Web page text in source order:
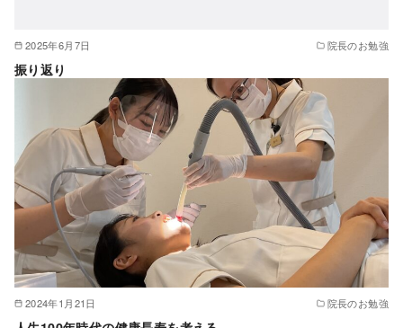
2025年6月7日 院長のお勉強
振り返り
2024年1月21日 院長のお勉強